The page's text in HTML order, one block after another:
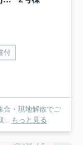
付
合・現地解散でご
... もっと見る